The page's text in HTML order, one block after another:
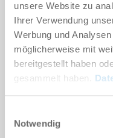
unsere Website zu
Ihrer Verwendung
Werbung und
möglicherweise mit
bereitgestellt haben
gesammelt haben.
Notwendig
MINI ENERGY –
Jeśli chodzi o precyzyjne
amortyzatory Mini Energy